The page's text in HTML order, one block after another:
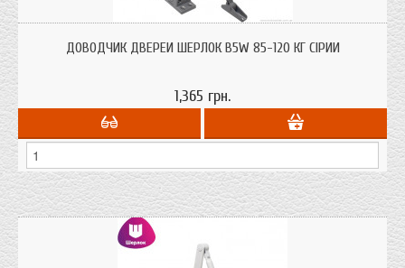
кольору з сертифікатом якості.
ДОВОДЧИК ДВЕРЕЙ ШЕРЛОК B5W 85-120 КГ СІРИЙ
1,365 грн.